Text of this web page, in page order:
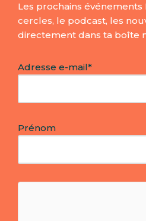
Les prochains événements
cercles, le podcast, les
directement dans ta boîte
Adresse e-mail*
Prénom